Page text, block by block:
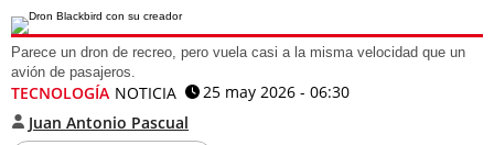
Parece un dron de recreo, pero vuela casi a la misma velocidad que un
avión de pasajeros.
TECNOLOGÍA NOTICIA
25 may 2026 - 06:30
Juan Antonio Pascual